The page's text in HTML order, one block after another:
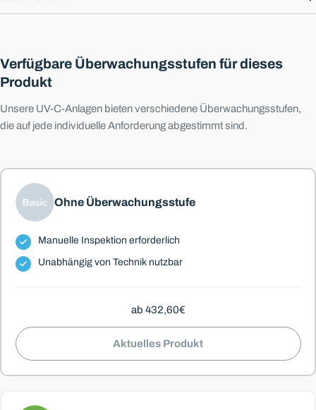
Verfügbare Überwachungsstufen für dieses
Produkt
Unsere UV-C-Anlagen bieten verschiedene Überwachungsstufen,
die auf jede individuelle Anforderung abgestimmt sind.
Ohne Überwachungsstufe
Manuelle Inspektion erforderlich
Unabhängig von Technik nutzbar
ab 432,60€
Aktuelles Produkt